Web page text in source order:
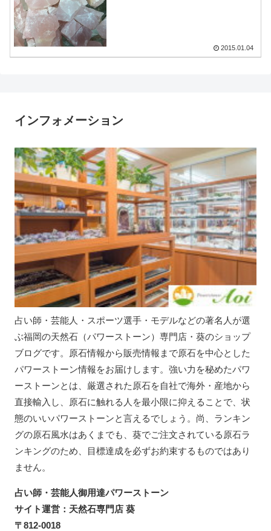
2015.01.04
インフォメーション
占い師・芸能人・スポーツ選手・モデルなどの著名人が選
ぶ福岡の天然石（パワーストーン）専門店・葵のショップ
ブログです。原石情報から販売情報まで原石を中心とした
パワーストーン情報をお届けします。強い力を秘めたパワ
ーストーンとは、厳選された原石を自社で海外・産地から
直接輸入し、原石に触れる人を最小限に抑えることで、状
態のいいパワーストーンと言えるでしょう。尚、ランキン
グの原石風水はあくまでも、葵でご注文されている原石ラ
ンキングのため、目標達成を必ずお約束するものではあり
ません。
占い師・芸能人御用達パワーストーン
サイト運営：天然石専門店 葵
〒812-0018